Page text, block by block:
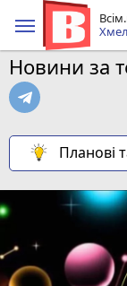
Новини за
Планові